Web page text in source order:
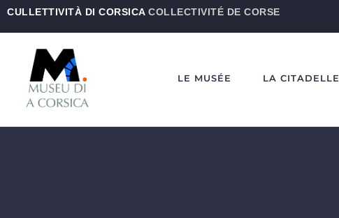
CULLETTIVITÀ DI CORSICA COLLECTIVITÉ DE CORSE
LE MUSÉE LA CITADELLE